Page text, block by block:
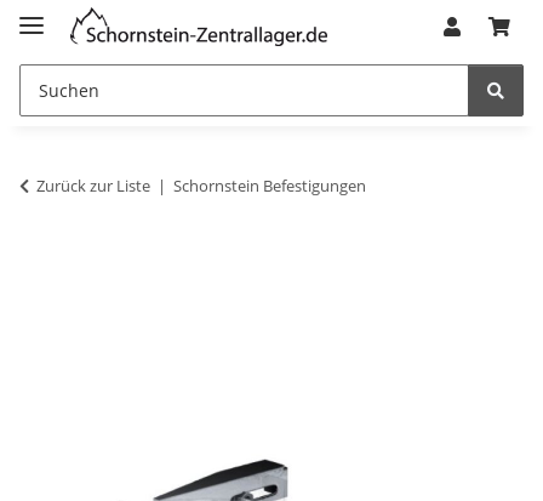
Zurück zur Liste Schornstein Befestigungen